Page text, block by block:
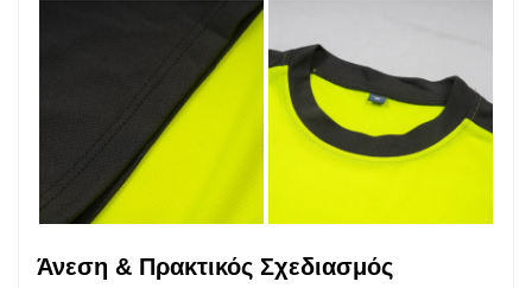
Άνεση & Πρακτικός Σχεδιασμός